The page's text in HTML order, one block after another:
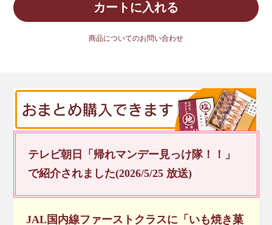
カートに入れる
商品についてのお問い合わせ
テレビ朝日「帰れマンデー見っけ隊！！」
で紹介されました(2026/5/25 放送)
JAL国内線ファーストクラスに「いも焼き菓